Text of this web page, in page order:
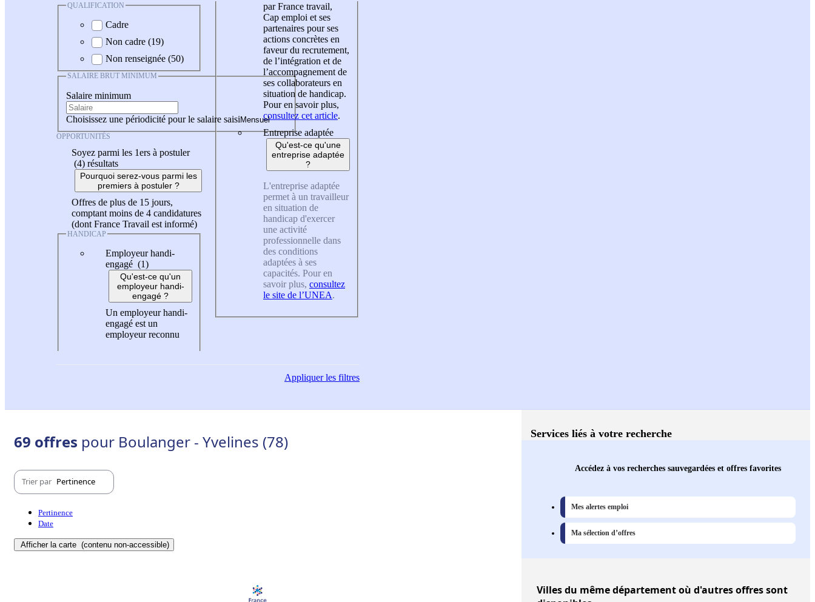
QUALIFICATION
Cadre
Non cadre (19)
Non renseignée (50)
SALAIRE BRUT MINIMUM
Salaire minimum
Choisissez une périodicité pour le salaire saisi
OPPORTUNITÉS
Soyez parmi les 1ers à postuler
(4) résultats
Pourquoi serez-vous parmi les
premiers à postuler ?
Offres de plus de 15 jours,
comptant moins de 4 candidatures
(dont France Travail est informé)
HANDICAP
Employeur handi-
engagé (1)
Qu'est-ce qu'un
employeur handi-
engagé ?
Un employeur handi-
engagé est un
employeur reconnu
par France travail,
Cap emploi et ses
partenaires pour ses
actions concrètes en
faveur du recrutement,
de l’intégration et de
l’accompagnement de
ses collaborateurs en
situation de handicap.
Pour en savoir plus,
consultez cet article.
Entreprise adaptée
Qu'est-ce qu'une
entreprise adaptée
?
L'entreprise adaptée
permet à un travailleur
en situation de
handicap d'exercer
une activité
professionnelle dans
des conditions
adaptées à ses
capacités. Pour en
savoir plus, consultez
le site de l’UNEA.
Appliquerles filtres
69 offres pour Boulanger - Yvelines (78)
Trier par Pertinence
Pertinence
Date
Afficher la carte (contenu non-accessible)
Services liés à votre recherche
Accédez à vos recherches sauvegardées et offres favorites
Mes alertes emploi
Ma sélection d’offres
Villesdu même département où d'autres offres sont